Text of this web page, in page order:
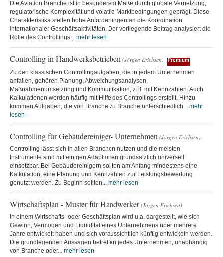
Die Aviation Branche ist in besonderem Maße durch globale Vernetzung,
regulatorische Komplexität und volatile Marktbedingungen geprägt. Diese
Charakteristika stellen hohe Anforderungen an die Koordination
internationaler Geschäftsaktivitäten. Der vorliegende Beitrag analysiert die
Rolle des Controllings... mehr lesen
Controlling in Handwerksbetrieben (Jörgen Erichsen) Premium
Zu den klassischen Controllingaufgaben, die in jedem Unternehmen
anfallen, gehören Planung, Abweichungsanalysen,
Maßnahmenumsetzung und Kommunikation, z.B. mit Kennzahlen. Auch
Kalkulationen werden häufig mit Hilfe des Controllings erstellt. Hinzu
kommen Aufgaben, die von Branche zu Branche unterschiedlich... mehr
lesen
Controlling für Gebäudereiniger- Unternehmen (Jörgen Erichsen)
Controlling lässt sich in allen Branchen nutzen und die meisten
Instrumente sind mit einigen Adaptionen grundsätzlich universell
einsetzbar. Bei Gebäudereinigern sollten am Anfang mindestens eine
Kalkulation, eine Planung und Kennzahlen zur Leistungsbewertung
genutzt werden. Zu Beginn sollten... mehr lesen
Wirtschaftsplan - Muster für Handwerker (Jörgen Erichsen)
In einem Wirtschafts- oder Geschäftsplan wird u.a. dargestellt, wie sich
Gewinn, Vermögen und Liquidität eines Unternehmens über mehrere
Jahre entwickelt haben und sich voraussichtlich künftig entwickeln werden.
Die grundlegenden Aussagen betreffen jedes Unternehmen, unabhängig
von Branche oder... mehr lesen